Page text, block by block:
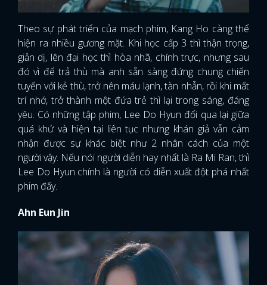
Theo sự phát triển của mạch phim, Kang Ho càng thể
hiện ra nhiều gương mặt. Khi học cấp 3 thì thận trọng,
giản dị, lên đại học thì hòa nhã, chính trực, nhưng sau
đó vì để trả thù mà anh sẵn sàng đứng chung chiến
tuyến với kẻ thù, trở nên máu lạnh, tàn nhẫn, rồi khi mất
trí nhớ, trở thành một đứa trẻ thì lại trong sáng, đáng
yêu. Có những tập phim, Lee Do Hyun đổi qua lại giữa
quá khứ và hiện tại liên tục nhưng khán giả vẫn cảm
nhận được sự khác biệt như 2 nhân cách của một
người vậy. Nếu nói người diễn hay nhất là Ra Mi Ran, thì
Lee Do Hyun chính là người có diễn xuất đột phá nhất
phim đấy.
Ahn Eun Jin